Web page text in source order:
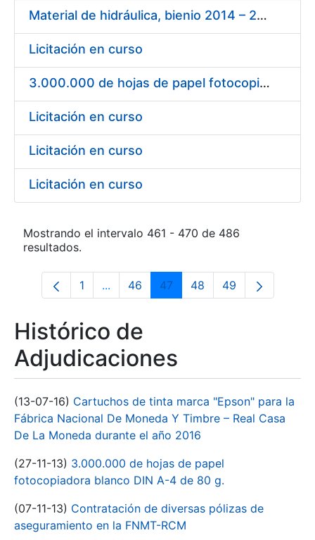
Material de hidráulica, bienio 2014 – 2015
Licitación en curso
3.000.000 de hojas de papel fotocopiadora blanco DIN A-4 de 80 g.
Licitación en curso
Licitación en curso
Licitación en curso
Mostrando el intervalo 461 - 470 de 486
resultados.
Página
1 ...Páginas intermedias Use TAB para
Página
46 Página
47 Página
48 Página
49
Histórico de
Adjudicaciones
(13-07-16) Cartuchos de tinta marca "Epson" para la
Fábrica Nacional De Moneda Y Timbre – Real Casa
De La Moneda durante el año 2016
(27-11-13) 3.000.000 de hojas de papel
fotocopiadora blanco DIN A-4 de 80 g.
(07-11-13) Contratación de diversas pólizas de
aseguramiento en la FNMT-RCM